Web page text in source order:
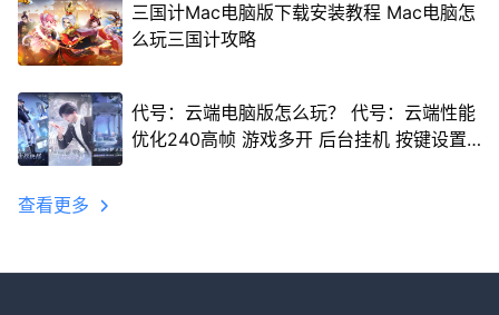
三国计Mac电脑版下载安装教程 Mac电脑怎
么玩三国计攻略
代号：云端电脑版怎么玩？ 代号：云端性能
优化240高帧 游戏多开 后台挂机 按键设置
查看更多